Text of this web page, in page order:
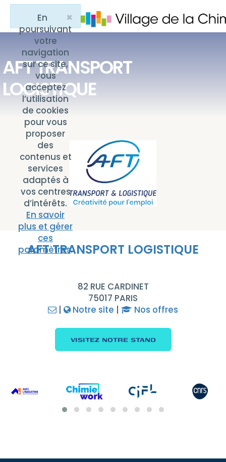
×
Close
En
poursuivant
votre
navigation
sur ce site,
vous
acceptez
l’utilisation
de cookies
pour vous
proposer
des
contenus et
services
adaptés à
vos centres
d’intérêts.
En savoir
plus et gérer
ces
paramètres.
AFT TRANSPORT
LOGISTIQUE
AFT TRANSPORT LOGISTIQUE
82 RUE CARDINET
75017 PARIS
|
Notre site | Nos offres
VISITEZ NOTRE STAND